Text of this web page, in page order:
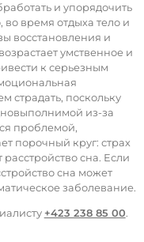
и упорядочить
время отдыха тело и
восстановления и
умственное и
к серьезным
страдать, поскольку
из-за
проблемой,
порочный круг: страх
сна. Если
сна может
заболевание.
+423 238 85 00.